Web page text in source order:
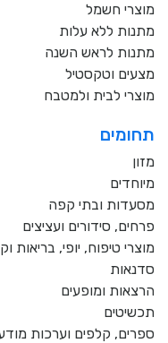
מוצרי חשמל
מתנות ללא עלות
מתנות לראש השנה
מצעים וטקסטיל
מוצרי לבית ולמטבח
תחומים
מזון
מיוחדים
מסעדות ובתי קפה
פרחים, סידורים ועציצים
מוצרי טיפוח, יופי, בריאות
סדנאות
הרצאות ומופעים
תכשיטים
ספרים, קלפים וערכות